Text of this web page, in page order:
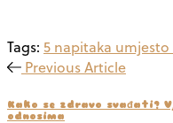
Tags: 5 napitaka umjesto
Previous Article
Kako se zdravo svađati?
odnosima